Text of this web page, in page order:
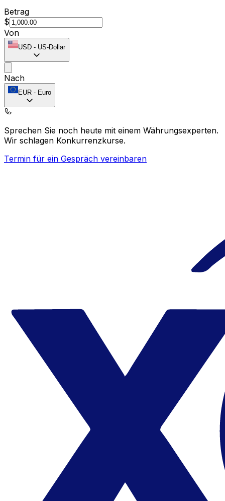
Betrag
$
Von
USD - US-Dollar
Nach
EUR - Euro
Sprechen Sie noch heute mit einem Währungsexperten.
Wir schlagen Konkurrenzkurse.
Termin für ein Gespräch vereinbaren